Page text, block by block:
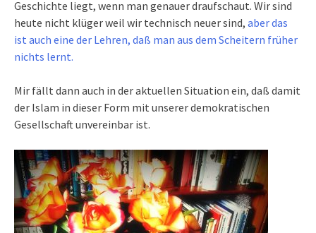
Geschichte liegt, wenn man genauer draufschaut. Wir sind
heute nicht klüger weil wir technisch neuer sind, aber das
ist auch eine der Lehren, daß man aus dem Scheitern früher
nichts lernt.
Mir fällt dann auch in der aktuellen Situation ein, daß damit
der Islam in dieser Form mit unserer demokratischen
Gesellschaft unvereinbar ist.